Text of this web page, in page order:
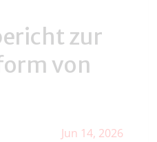
zur
von
Jun 14, 2026